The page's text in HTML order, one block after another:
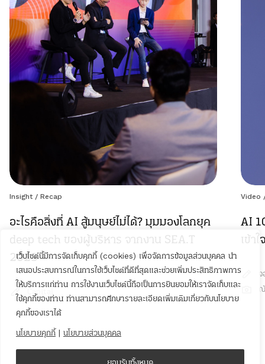
เว็บไซต์นี้มีการจัดเก็บคุกกี้ (cookies) เพื่อจัดการข้อมูลส่วนบุคคล นำ
เสนอประสบการณ์ในการใช้เว็บไซต์ที่ดีที่สุดและช่วยเพิ่มประสิทธิภาพการ
ให้บริการแก่ท่าน การใช้งานเว็บไซต์นี้ถือเป็นการยินยอมให้เราจัดเก็บและ
ใช้คุกกี้ของท่าน ท่านสามารถศึกษารายละเอียดเพิ่มเติมเกี่ยวกับนโยบาย
คุกกี้ของเราได้
นโยบายคุกกี้ | นโยบายส่วนบุคคล
Insight / Recap
อะไรคือสิ่งที่ AI สู้มนุษย์ไม่ได้? มุมมองโลกยุค
deep tech ของผู้บริหาร จากงาน SEA.T
2023
Capital
Video
AI
เข้า